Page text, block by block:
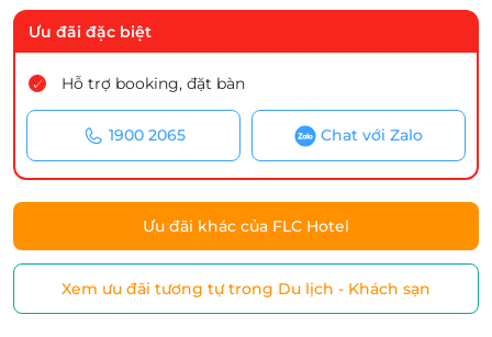
Ưu đãi đặc biệt
Hỗ trợ booking, đặt bàn
1900 2065 Chat với Zalo
Ưu đãi khác của FLC Hotel
Xem ưu đãi tương tự trong Du lịch - Khách sạn